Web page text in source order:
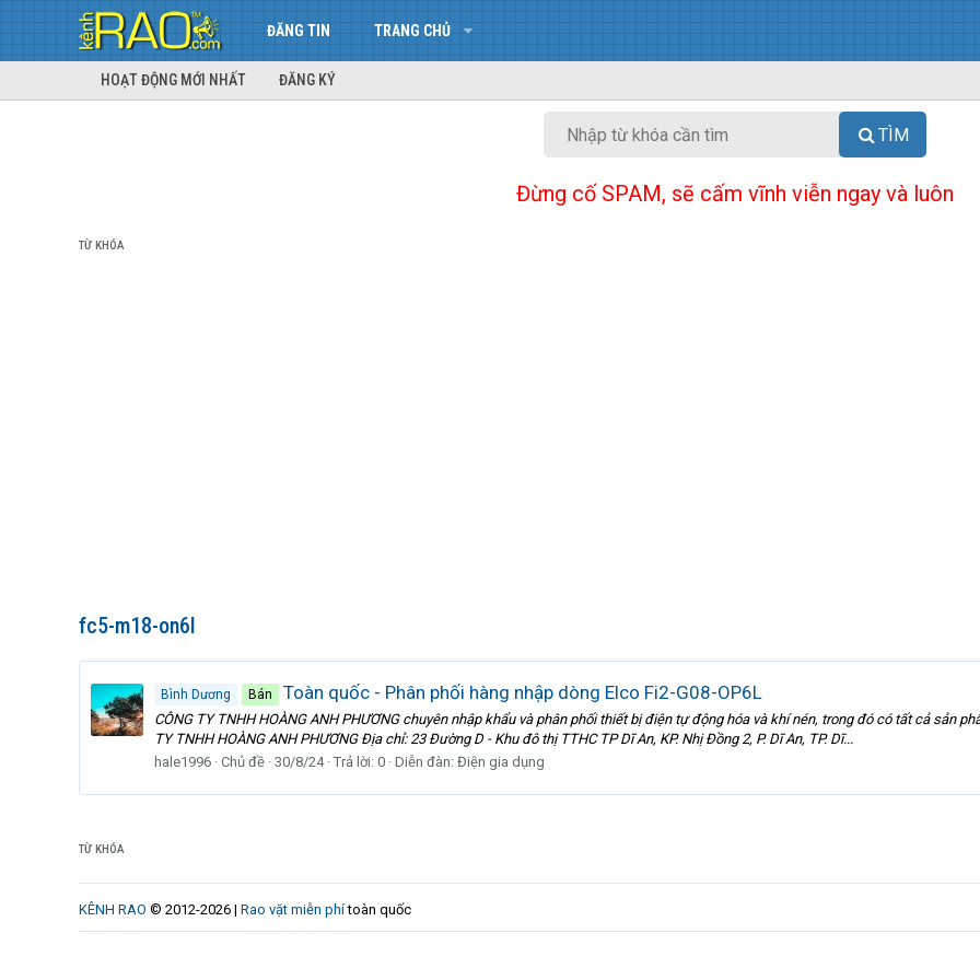
ĐĂNG TIN TRANG CHỦ
HOẠT ĐỘNG MỚI NHẤT ĐĂNG KÝ
TÌM
Đừng cố SPAM, sẽ cấm vĩnh viễn ngay và luôn
TỪ KHÓA
fc5-m18-on6l
Bình Dương Bán Toàn quốc - Phân phối hàng nhập dòng Elco Fi2-G08-OP6L
CÔNG TY TNHH HOÀNG ANH PHƯƠNG chuyên nhập khẩu và phân phối thiết bị điện tự động hóa và khí nén, trong đó có tất cả sản
TY TNHH HOÀNG ANH PHƯƠNG Địa chỉ: 23 Đường D - Khu đô thị TTHC TP Dĩ An, KP. Nhị Đồng 2, P. Dĩ An, TP. Dĩ...
hale1996 Chủ đề 30/8/24 Trả lời: 0 Diễn đàn: Điện gia dụng
TỪ KHÓA
KÊNH RAO © 2012-2026 | Rao vặt miễn phítoàn quốc